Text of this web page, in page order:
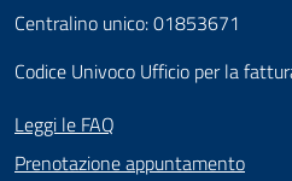
Centralino unico: 01853671
Codice Univoco Ufficio per la
Leggi le FAQ
Prenotazione appuntamento